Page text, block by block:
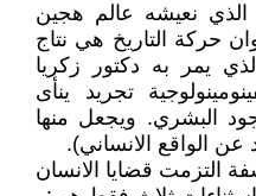
الذي نعيشه عالم هجين
حركة التاريخ هي نتاج
يمر به دكتور زكريا
تجريد ينأى
البشري. ويجعل منها
عن الواقع الانساني).
التزمت قضايا الانسان